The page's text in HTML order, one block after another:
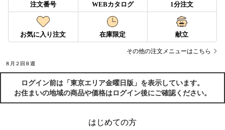
注文番号 WEBカタログ 1分注文
お気に入り注文 在庫限定 献立
その他の注文メニューはこちら
８月２回Ｂ週
ログイン前は「東京エリア金曜日版」を表示しています。
お住まいの地域の商品や価格はログイン後にご確認ください。
はじめての方